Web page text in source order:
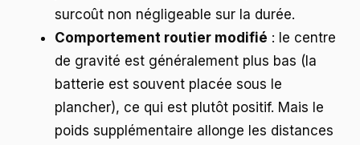
surcoût non négligeable sur la durée.
Comportement routier modifié : le centre
de gravité est généralement plus bas (la
batterie est souvent placée sous le
plancher), ce qui est plutôt positif. Mais le
poids supplémentaire allonge les distances